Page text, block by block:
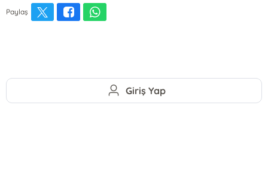
Paylaş
Giriş Yap